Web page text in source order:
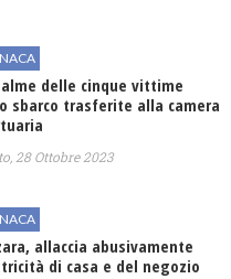
delle cinque vittime
sbarco trasferite alla camera
28 Ottobre 2023
allaccia abusivamente
di casa e del negozio